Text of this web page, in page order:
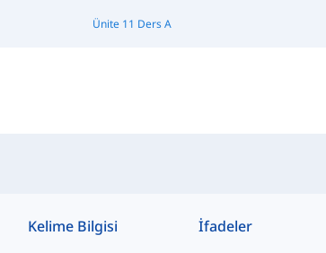
Ünite 11 Ders A
Kelime Bilgisi İfadeler